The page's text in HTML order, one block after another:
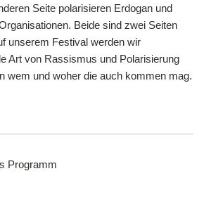
Seite polarisieren Erdogan und
Beide sind zwei Seiten
unserem Festival werden wir
Art von Rassismus und Polarisierung
wem und woher die auch kommen mag.
Programm